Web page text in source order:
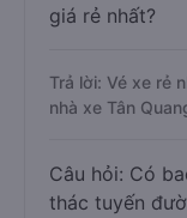
giá rẻ nhất?
Trả lời: Vé xe rẻ
nhà xe Tân
Câu hỏi: Có
thác tuyến